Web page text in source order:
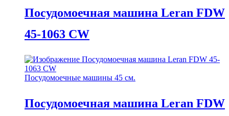
Посудомоечная машина Leran FDW
45-1063 CW
Посудомоечные машины 45 см.
Посудомоечная машина Leran FDW